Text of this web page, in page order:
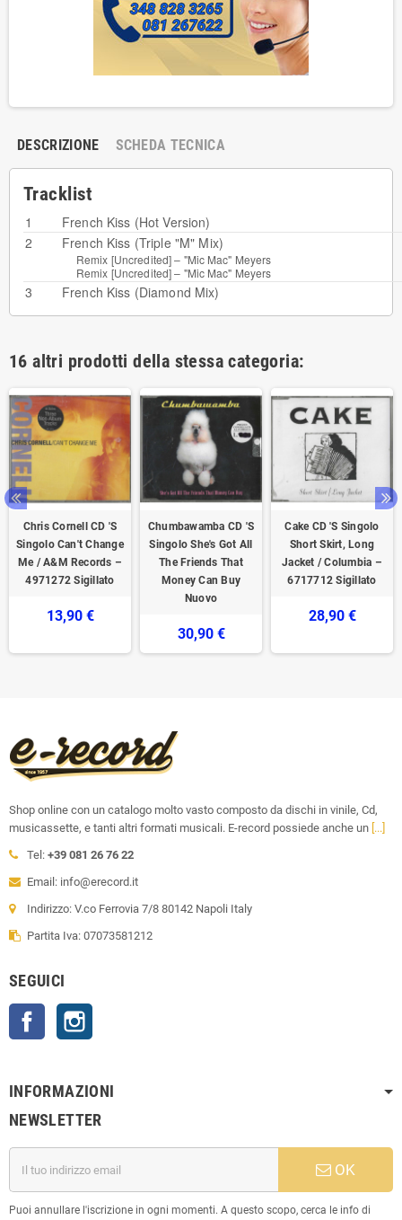
DESCRIZIONE SCHEDA TECNICA
Tracklist
1
French Kiss (Hot Version)
2
French Kiss (Triple "M" Mix)
Remix [Uncredited] – "Mic Mac" Meyers
Remix [Uncredited] – "Mic Mac" Meyers
3 French Kiss (Diamond Mix)
16 altri prodotti della stessa categoria:
Chris Cornell CD 'S
Singolo Can't Change
Me / A&M Records –
4971272 Sigillato
13,90 €
Chumbawamba CD 'S
Singolo She's Got All
The Friends That
Money Can Buy
Nuovo
30,90 €
Cake CD 'S Singolo
Short Skirt, Long
Jacket / Columbia –
6717712 Sigillato
28,90 €
Shop online con un catalogo molto vasto composto da dischi in vinile, Cd,
musicassette, e tanti altri formati musicali. E-record possiede anche un [...]
Tel: +39 081 26 76 22
Email: info@erecord.it
Indirizzo: V.co Ferrovia 7/8 80142 Napoli Italy
Partita Iva: 07073581212
SEGUICI
Facebook
INFORMAZIONI
NEWSLETTER
OK
Puoi annullare l'iscrizione in ogni momenti. A questo scopo, cerca le info di